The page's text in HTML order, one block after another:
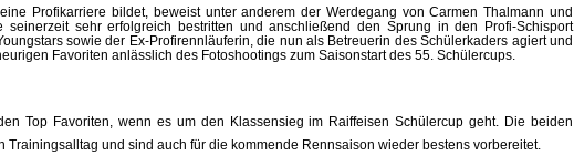
Profikarriere bildet, beweist unter anderem der Werdegang von Carmen Thalmann und
sehr erfolgreich bestritten und anschließend den Sprung in den Profi-Schisport
sowie der Ex-Profirennläuferin, die nun als Betreuerin des Schülerkaders agiert und
Favoriten anlässlich des Fotoshootings zum Saisonstart des 55. Schülercups.
Top Favoriten, wenn es um den Klassensieg im Raiffeisen Schülercup geht. Die beiden
und sind auch für die kommende Rennsaison wieder bestens vorbereitet.